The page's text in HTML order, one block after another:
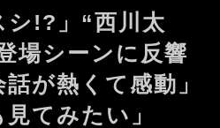
シ!?」“西川太
場シーンに反響
話が熱くて感動」
てみたい」